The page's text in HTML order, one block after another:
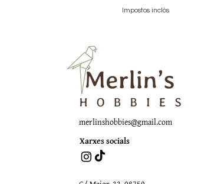
Impostos inclòs
merlinshobbies@gmail.com
Xarxes socials